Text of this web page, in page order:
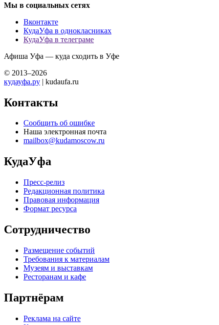
Мы в социальных сетях
Вконтакте
КудаУфа в однокласниках
КудаУфа в телеграме
Афиша Уфа — куда сходить в Уфе
© 2013–2026
кудауфа.ру | kudaufa.ru
Контакты
Сообщить об ошибке
Наша электронная почта
mailbox@kudamoscow.ru
КудаУфа
Пресс-релиз
Редакционная политика
Правовая информация
Формат ресурса
Сотрудничество
Размещение событий
Требования к материалам
Музеям и выставкам
Ресторанам и кафе
Партнёрам
Реклама на сайте